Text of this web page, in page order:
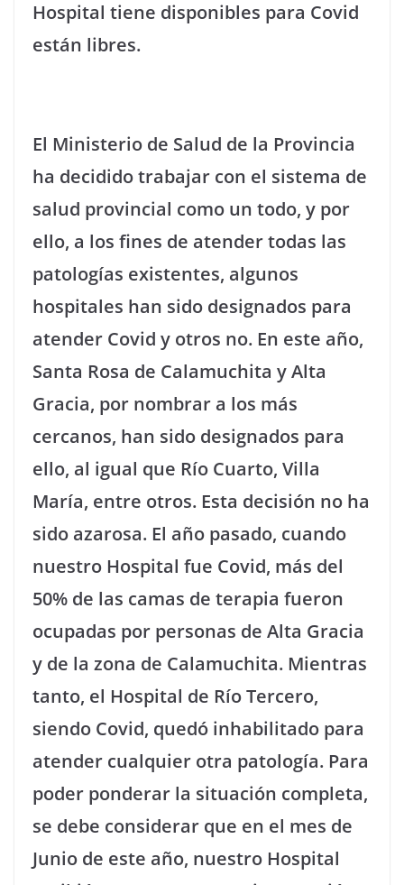
Hospital tiene disponibles para Covid
están libres.
El Ministerio de Salud de la Provincia
ha decidido trabajar con el sistema de
salud provincial como un todo, y por
ello, a los fines de atender todas las
patologías existentes, algunos
hospitales han sido designados para
atender Covid y otros no. En este año,
Santa Rosa de Calamuchita y Alta
Gracia, por nombrar a los más
cercanos, han sido designados para
ello, al igual que Río Cuarto, Villa
María, entre otros. Esta decisión no ha
sido azarosa. El año pasado, cuando
nuestro Hospital fue Covid, más del
50% de las camas de terapia fueron
ocupadas por personas de Alta Gracia
y de la zona de Calamuchita. Mientras
tanto, el Hospital de Río Tercero,
siendo Covid, quedó inhabilitado para
atender cualquier otra patología. Para
poder ponderar la situación completa,
se debe considerar que en el mes de
Junio de este año, nuestro Hospital